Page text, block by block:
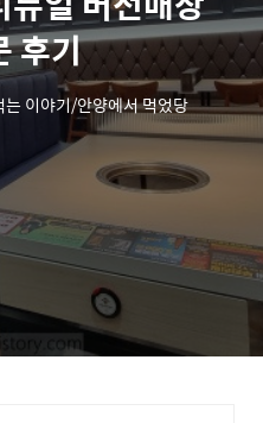
후기
는 이야기/안양에서 먹었당